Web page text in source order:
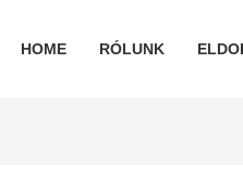
HOME RÓLUNK